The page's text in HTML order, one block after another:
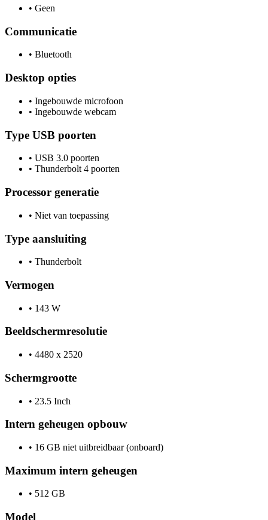
• Geen
Communicatie
• Bluetooth
Desktop opties
• Ingebouwde microfoon
• Ingebouwde webcam
Type USB poorten
• USB 3.0 poorten
• Thunderbolt 4 poorten
Processor generatie
• Niet van toepassing
Type aansluiting
• Thunderbolt
Vermogen
• 143 W
Beeldschermresolutie
• 4480 x 2520
Schermgrootte
• 23.5 Inch
Intern geheugen opbouw
• 16 GB niet uitbreidbaar (onboard)
Maximum intern geheugen
• 512 GB
Model